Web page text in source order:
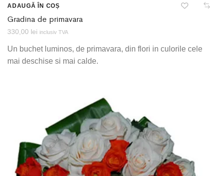
ADAUGĂ ÎN COȘ
Gradina de primavara
330,00 lei inclusiv TVA
Un buchet luminos, de primavara, din flori in culorile cele
mai deschise si mai calde.